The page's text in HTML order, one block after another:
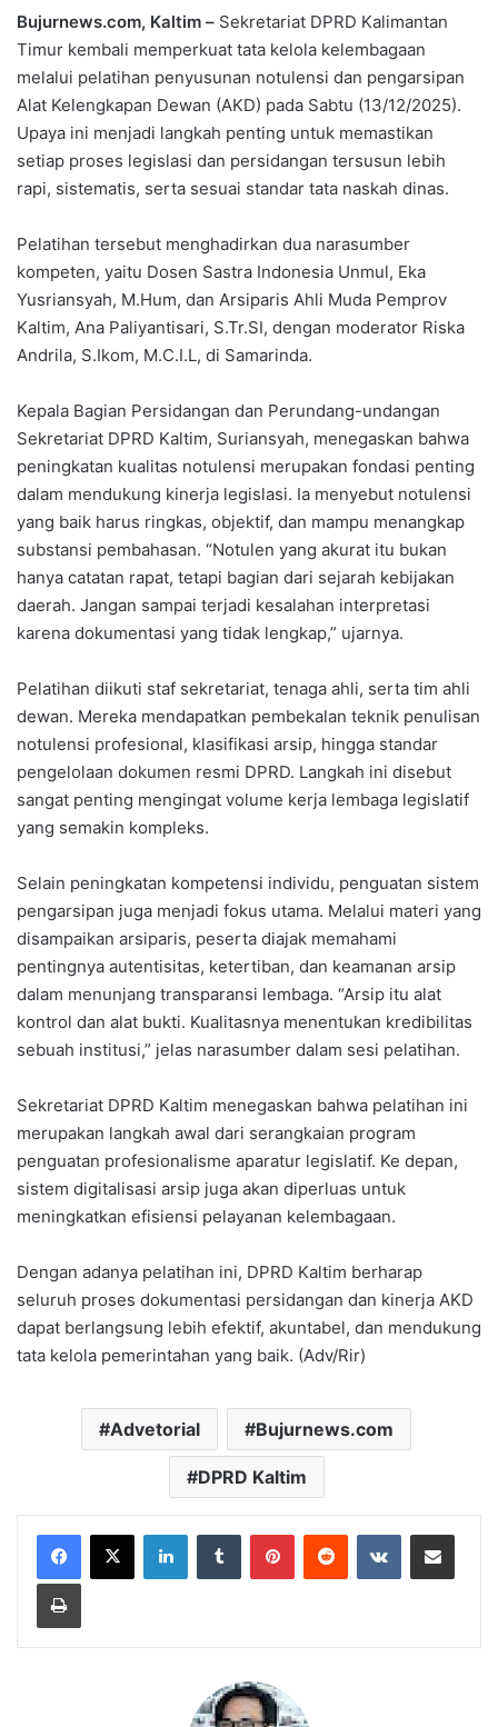
Bujurnews.com, Kaltim – Sekretariat DPRD Kalimantan
Timur kembali memperkuat tata kelola kelembagaan
melalui pelatihan penyusunan notulensi dan pengarsipan
Alat Kelengkapan Dewan (AKD) pada Sabtu (13/12/2025).
Upaya ini menjadi langkah penting untuk memastikan
setiap proses legislasi dan persidangan tersusun lebih
rapi, sistematis, serta sesuai standar tata naskah dinas.
Pelatihan tersebut menghadirkan dua narasumber
kompeten, yaitu Dosen Sastra Indonesia Unmul, Eka
Yusriansyah, M.Hum, dan Arsiparis Ahli Muda Pemprov
Kaltim, Ana Paliyantisari, S.Tr.SI, dengan moderator Riska
Andrila, S.Ikom, M.C.I.L, di Samarinda.
Kepala Bagian Persidangan dan Perundang-undangan
Sekretariat DPRD Kaltim, Suriansyah, menegaskan bahwa
peningkatan kualitas notulensi merupakan fondasi penting
dalam mendukung kinerja legislasi. Ia menyebut notulensi
yang baik harus ringkas, objektif, dan mampu menangkap
substansi pembahasan. “Notulen yang akurat itu bukan
hanya catatan rapat, tetapi bagian dari sejarah kebijakan
daerah. Jangan sampai terjadi kesalahan interpretasi
karena dokumentasi yang tidak lengkap,” ujarnya.
Pelatihan diikuti staf sekretariat, tenaga ahli, serta tim ahli
dewan. Mereka mendapatkan pembekalan teknik penulisan
notulensi profesional, klasifikasi arsip, hingga standar
pengelolaan dokumen resmi DPRD. Langkah ini disebut
sangat penting mengingat volume kerja lembaga legislatif
yang semakin kompleks.
Selain peningkatan kompetensi individu, penguatan sistem
pengarsipan juga menjadi fokus utama. Melalui materi yang
disampaikan arsiparis, peserta diajak memahami
pentingnya autentisitas, ketertiban, dan keamanan arsip
dalam menunjang transparansi lembaga. “Arsip itu alat
kontrol dan alat bukti. Kualitasnya menentukan kredibilitas
sebuah institusi,” jelas narasumber dalam sesi pelatihan.
Sekretariat DPRD Kaltim menegaskan bahwa pelatihan ini
merupakan langkah awal dari serangkaian program
penguatan profesionalisme aparatur legislatif. Ke depan,
sistem digitalisasi arsip juga akan diperluas untuk
meningkatkan efisiensi pelayanan kelembagaan.
Dengan adanya pelatihan ini, DPRD Kaltim berharap
seluruh proses dokumentasi persidangan dan kinerja AKD
dapat berlangsung lebih efektif, akuntabel, dan mendukung
tata kelola pemerintahan yang baik. (Adv/Rir)
Advetorial Bujurnews.com
DPRD Kaltim
LinkedInTumblr PinterestReddit VKontakteShare via Email
Print